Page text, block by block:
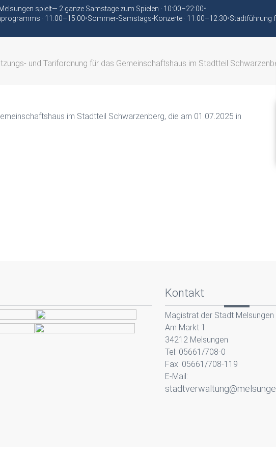
Melsungen spielt— 2 ganze Samstage zum Spielen · 10:00–22:00•
· 11:00–15:00•Sommer-Samstags-Konzerte · 11:00–12:30•Stadtführung
und Tarifordnung für das Gemeinschaftshaus im Stadtteil
im Stadtteil Schwarzenberg, die am 01.07.2025 in
Kontakt
Magistrat der Stadt Melsungen
Am Markt 1
34212 Melsungen
Tel: 05661/708-0
Fax: 05661/708-119
E-Mail: